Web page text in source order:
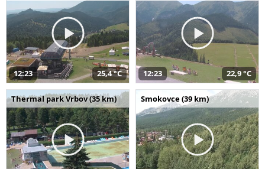
12:23 25,4 °C 12:23 22,9 °C
Thermal park Vrbov (35 km) Smokovce (39 km)